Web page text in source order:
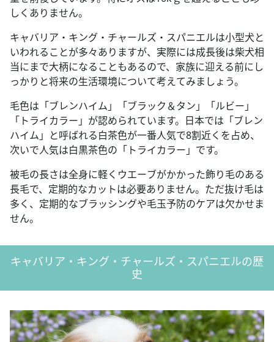
しくありません。
キャバリア・キング・チャールズ・スパニエルは小型犬と
いわれることが多々ありますが、実際には成長後は柴犬相
当にまで大柄になることもあるので、家族に迎える前にし
っかりと将来の生活環境について考えてみましょう。
毛色は「ブレンハイム」「ブラック＆タン」「ルビー」
「トライカラー」が認められています。日本では「ブレン
ハイム」と呼ばれる白茶色が一番人気で8割近くを占め、
次いで人気は白黒茶色の「トライカラー」です。
被毛の長さは全身に軽くウエーブがかかった飾り毛のある
長毛で、定期的なカットは必要ありません。ただ抜け毛は
多く、定期的なブラッシングや毛玉予防のケアは欠かせま
せん。
キャバリア・キング・チャールズ・スパニエルの歴
史